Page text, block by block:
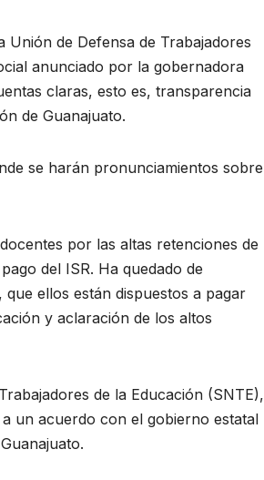
de Defensa de Trabajadores
anunciado por la gobernadora
claras, esto es, transparencia
de Guanajuato.
se harán pronunciamientos sobre
por las altas retenciones de
del ISR. Ha quedado de
ellos están dispuestos a pagar
y aclaración de los altos
de la Educación (SNTE),
un acuerdo con el gobierno estatal